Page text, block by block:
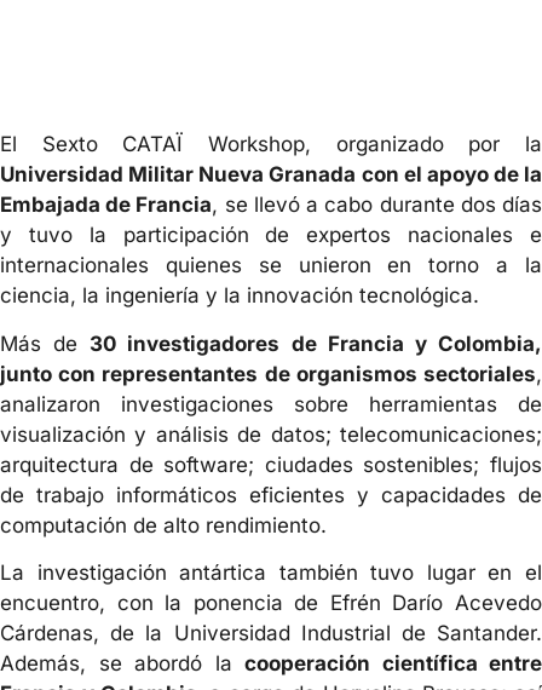
El Sexto CATAÏ Workshop, organizado por la
Universidad Militar Nueva Granada con el apoyo de la
Embajada de Francia, se llevó a cabo durante dos días
y tuvo la participación de expertos nacionales e
internacionales quienes se unieron en torno a la
ciencia, la ingeniería y la innovación tecnológica.
Más de 30 investigadores de Francia y Colombia,
junto con representantes de organismos sectoriales,
analizaron investigaciones sobre herramientas de
visualización y análisis de datos; telecomunicaciones;
arquitectura de software; ciudades sostenibles; flujos
de trabajo informáticos eficientes y capacidades de
computación de alto rendimiento.
La investigación antártica también tuvo lugar en el
encuentro, con la ponencia de Efrén Darío Acevedo
Cárdenas, de la Universidad Industrial de Santander.
Además, se abordó la cooperación científica entre